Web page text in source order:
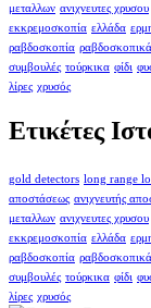
μεταλλων ανιχνευτες χρυσου
εκκρεμοσκοπία ελλάδα
ραβδοσκοπία ραβδοσκοπικά
συμβουλές τούρκικα φίδι
λίρες χρυσός
Ετικέτες
gold detectors long range
αποστάσεως ανιχνευτής
μεταλλων ανιχνευτες χρυσου
εκκρεμοσκοπία ελλάδα
ραβδοσκοπία ραβδοσκοπικά
συμβουλές τούρκικα φίδι
λίρες χρυσός